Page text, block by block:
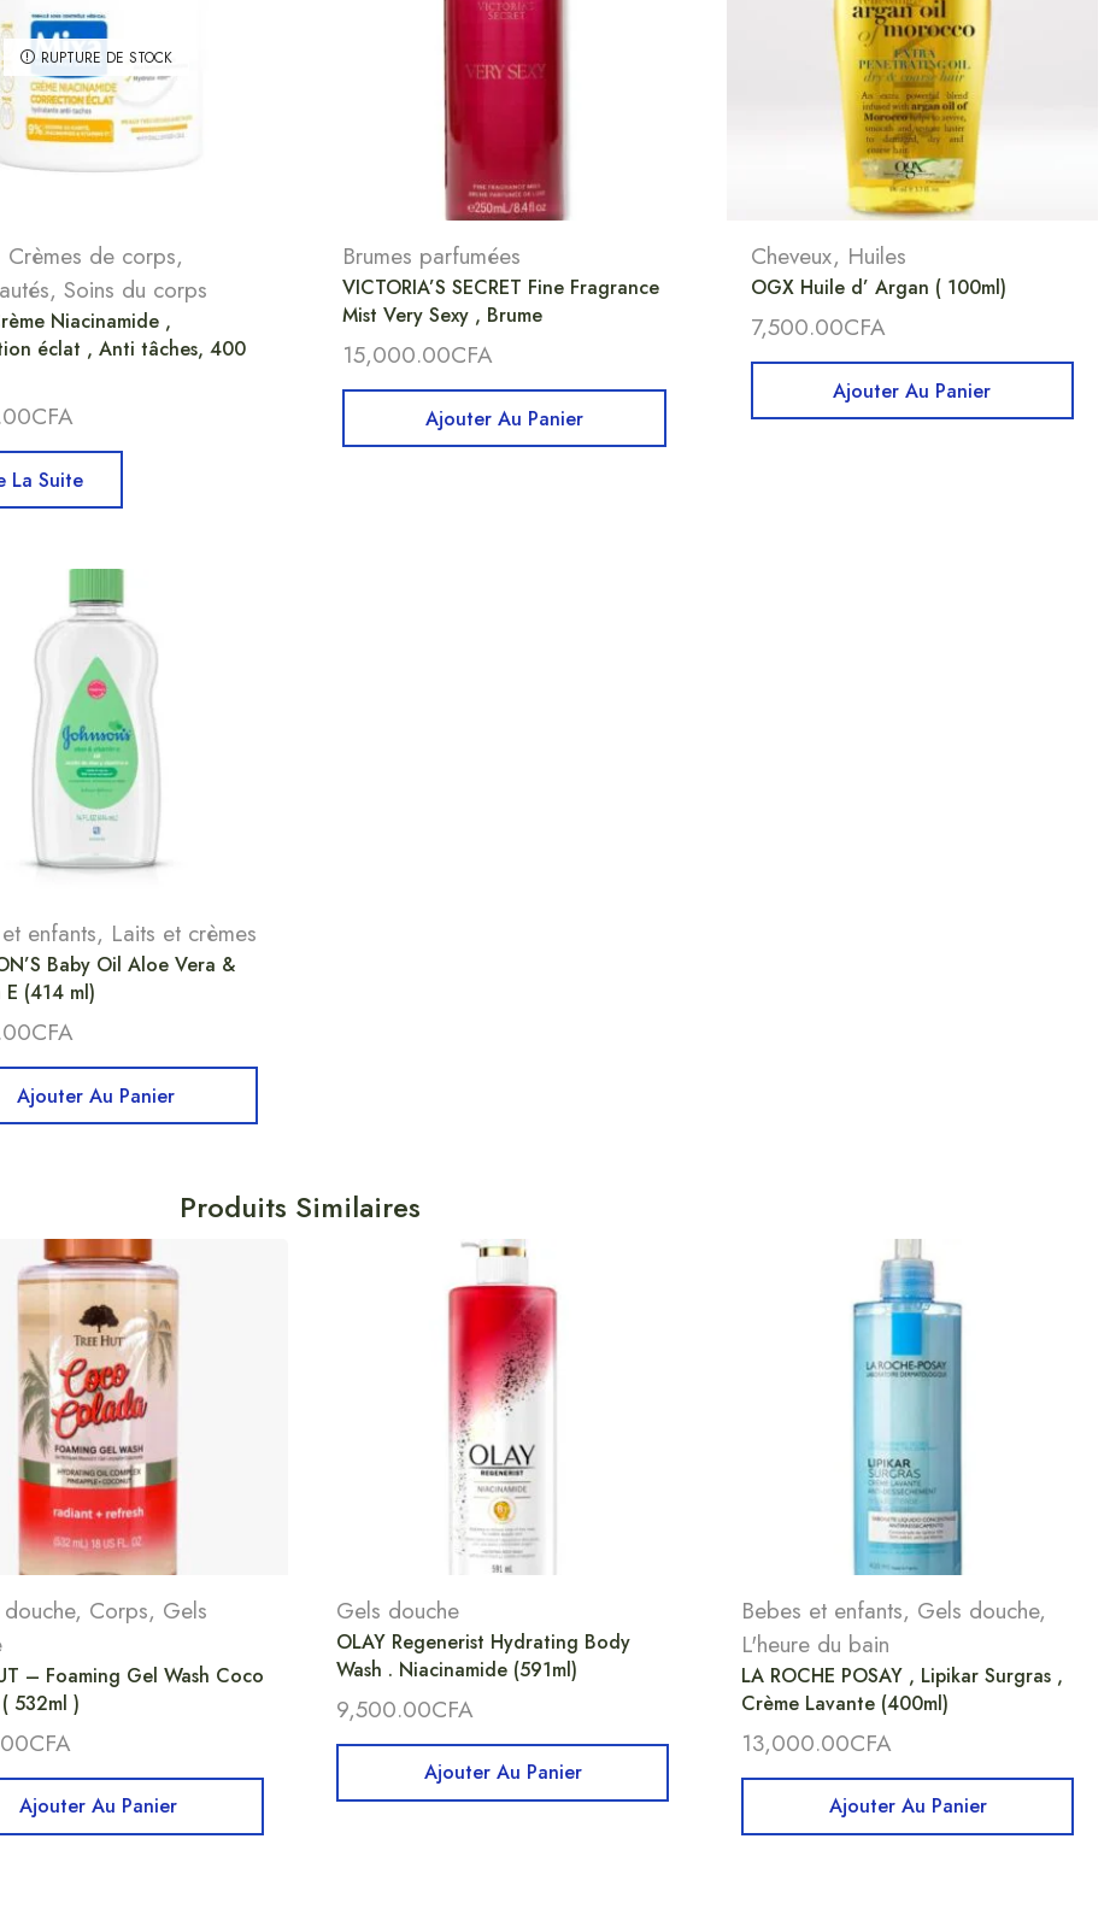
RUPTURE DE STOCK
Crèmes de corps,
, Soins du corps
Niacinamide ,
éclat , Anti tâches, 400
CFA
La Suite
Brumes parfumées
VICTORIA’S SECRET Fine Fragrance
Mist Very Sexy , Brume
15,000.00CFA
Ajouter Au Panier
Cheveux, Huiles
OGX Huile d’ Argan ( 100ml)
7,500.00CFA
Ajouter Au Panier
enfants, Laits et crèmes
Baby Oil Aloe Vera &
(414 ml)
CFA
Ajouter Au Panier
Produits Similaires
, Corps, Gels
– Foaming Gel Wash Coco
532ml )
CFA
Ajouter Au Panier
Gels douche
OLAY Regenerist Hydrating Body
Wash . Niacinamide (591ml)
9,500.00CFA
Ajouter Au Panier
Bebes et enfants, Gels douche,
L'heure du bain
LA ROCHE POSAY , Lipikar Surgras ,
Crème Lavante (400ml)
13,000.00CFA
Ajouter Au Panier